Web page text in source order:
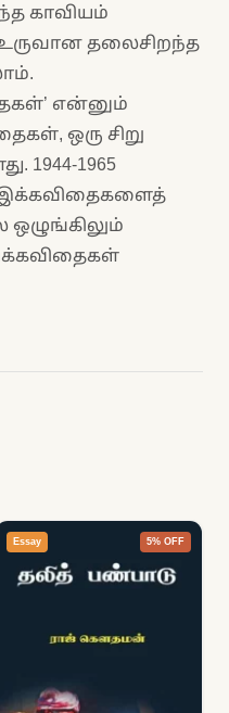
காவியம்
தலைசிறந்த
என்னும்
ஒரு சிறு
1944-1965
ஒழுங்கிலும்
Essay 5% OFF